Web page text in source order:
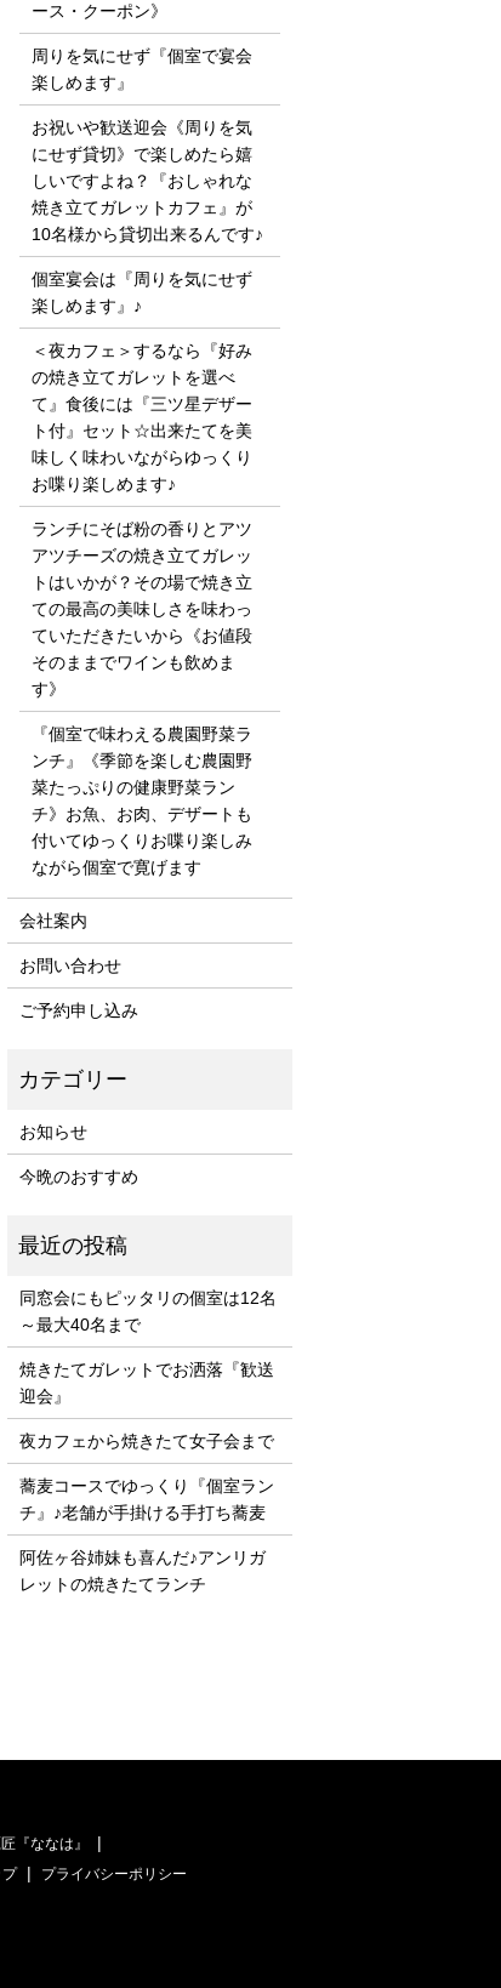
ース・クーポン》
周りを気にせず『個室で宴会
楽しめます』
お祝いや歓送迎会《周りを気
にせず貸切》で楽しめたら嬉
しいですよね？『おしゃれな
焼き立てガレットカフェ』が
10名様から貸切出来るんです♪
個室宴会は『周りを気にせず
楽しめます』♪
＜夜カフェ＞するなら『好み
の焼き立てガレットを選べ
て』食後には『三ツ星デザー
ト付』セット☆出来たてを美
味しく味わいながらゆっくり
お喋り楽しめます♪
ランチにそば粉の香りとアツ
アツチーズの焼き立てガレッ
トはいかが？その場で焼き立
ての最高の美味しさを味わっ
ていただきたいから《お値段
そのままでワインも飲めま
す》
『個室で味わえる農園野菜ラ
ンチ』《季節を楽しむ農園野
菜たっぷりの健康野菜ラン
チ》お魚、お肉、デザートも
付いてゆっくりお喋り楽しみ
ながら個室で寛げます
会社案内
お問い合わせ
ご予約申し込み
お知らせ
今晩のおすすめ
同窓会にもピッタリの個室は12名
～最大40名まで
焼きたてガレットでお洒落『歓送
迎会』
夜カフェから焼きたて女子会まで
蕎麦コースでゆっくり『個室ラン
チ』♪老舗が手掛ける手打ち蕎麦
阿佐ヶ谷姉妹も喜んだ♪アンリガ
レットの焼きたてランチ
『ななは』
プ プライバシーポリシー